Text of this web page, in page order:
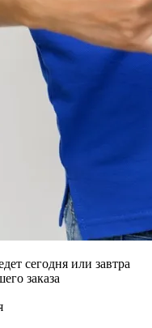
сегодня или завтра
заказа